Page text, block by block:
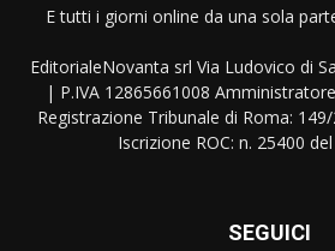
E tutti i giorni online da una sola
EditorialeNovanta srl Via Ludovico di
| P.IVA 12865661008
Registrazione Tribunale di Roma:
Iscrizione ROC: n. 25400
SEGUICI